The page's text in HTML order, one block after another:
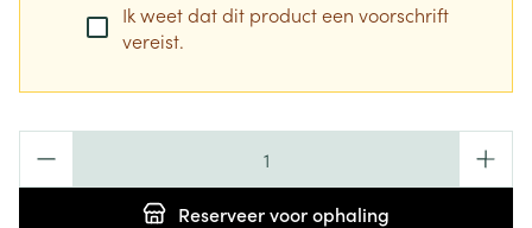
Ik weet dat dit product een voorschrift
vereist.
Reserveervoor ophaling